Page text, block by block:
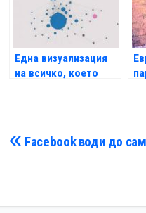
Една визуализация
на всичко, което
Навигация
Facebook води до